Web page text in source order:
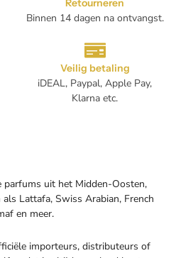
Retourneren
Binnen 14 dagen na ontvangst.
Veilig betaling
iDEAL, Paypal, Apple Pay,
Klarna etc.
parfums uit het Midden-Oosten,
Lattafa, Swiss Arabian, French
en meer.
importeurs, distributeurs of